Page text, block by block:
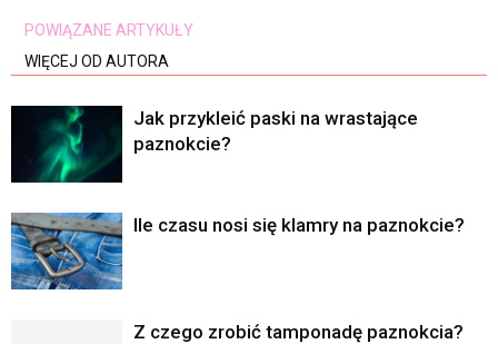
POWIĄZANE ARTYKUŁY
WIĘCEJ OD AUTORA
Jak przykleić paski na wrastające
paznokcie?
Ile czasu nosi się klamry na paznokcie?
Z czego zrobić tamponadę paznokcia?